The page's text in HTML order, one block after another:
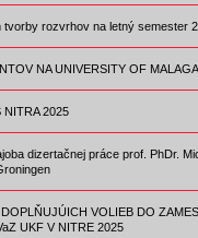
tvorby rozvrhov na letný semester
NA UNIVERSITY OF MALAGA
NITRA 2025
dizertačnej práce prof. PhDr.
VOLIEB DO
UKF V NITRE 2025